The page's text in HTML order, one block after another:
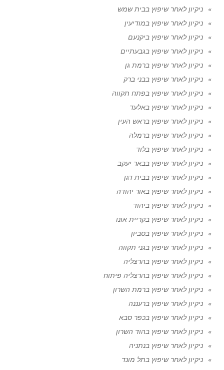
ניקיון לאחר שיפוץ בבית שמש
ניקיון לאחר שיפוץ במודיעין
ניקיון לאחר שיפוץ ביקנעם
ניקיון לאחר שיפוץ בגבעתיים
ניקיון לאחר שיפוץ ברמת גן
ניקיון לאחר שיפוץ בבני ברק
ניקיון לאחר שיפוץ בפתח תקווה
ניקיון לאחר שיפוץ באלעד
ניקיון לאחר שיפוץ בראש העין
ניקיון לאחר שיפוץ ברמלה
ניקיון לאחר שיפוץ בלוד
ניקיון לאחר שיפוץ בבאר יעקב
ניקיון לאחר שיפוץ בבית דגן
ניקיון לאחר שיפוץ באור יהודה
ניקיון לאחר שיפוץ ביהוד
ניקיון לאחר שיפוץ בקריית אונו
ניקיון לאחר שיפוץ בסביון
ניקיון לאחר שיפוץ בגני תקווה
ניקיון לאחר שיפוץ בהרצליה
ניקיון לאחר שיפוץ בהרצליה פיתוח
ניקיון לאחר שיפוץ ברמת השרון
ניקיון לאחר שיפוץ ברעננה
ניקיון לאחר שיפוץ בכפר סבא
ניקיון לאחר שיפוץ בהוד השרון
ניקיון לאחר שיפוץ בנתניה
ניקיון לאחר שיפוץ בתל מונד